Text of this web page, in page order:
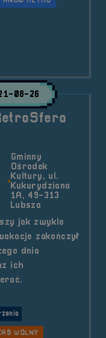
&#8211;
08-26
Gminny
Ośrodek
Kultury, ul.
Kukurydziana
1A, 49-313
Lubsza
jak zwykle
zakończył
dnia
ich
WOLNY